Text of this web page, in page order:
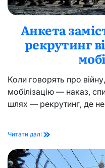
Анкета
рекрутинг
Коли говорять про
мобілізацію — наказ,
шлях — рекрутинг, де
Читати далі Анкета
повістки:
чим